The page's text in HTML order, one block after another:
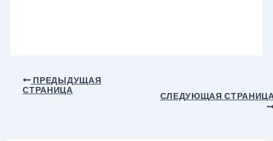
Навигация
ПРЕДЫДУЩАЯ
СТРАНИЦА
СЛЕДУЮЩАЯ